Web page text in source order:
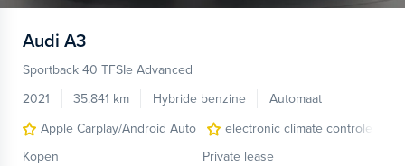
Audi A3
Sportback 40 TFSIe Advanced
2021
35.841 km Hybride benzine
Automaat
Apple Carplay/Android Auto
electronic climate controle
Kopen
Private lease